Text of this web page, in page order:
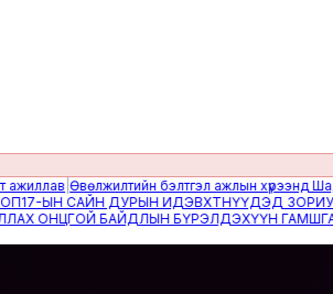
|Өвөлжилтийн бэлтгэл ажлын хүрээнд Шадар
САЙН ДУРЫН ИДЭВХТНҮҮДЭД ЗОРИУЛСАН
БАЙДЛЫН БҮРЭЛДЭХҮҮН ГАМШГААС